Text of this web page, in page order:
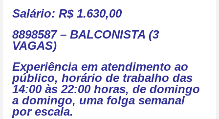
Salário: R$ 1.630,00
8898587 – BALCONISTA (3
VAGAS)
Experiência em atendimento ao
público, horário de trabalho das
14:00 às 22:00 horas, de domingo
a domingo, uma folga semanal
por escala.